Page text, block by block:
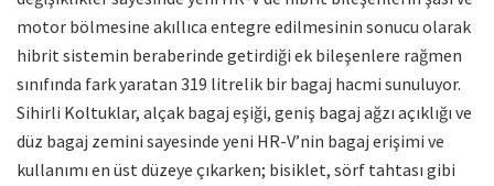
motor bölmesine akıllıca entegre edilmesinin sonucu olarak
hibrit sistemin beraberinde getirdiği ek bileşenlere rağmen
sınıfında fark yaratan 319 litrelik bir bagaj hacmi sunuluyor.
Sihirli Koltuklar, alçak bagaj eşiği, geniş bagaj ağzı açıklığı ve
düz bagaj zemini sayesinde yeni HR-V’nin bagaj erişimi ve
kullanımı en üst düzeye çıkarken; bisiklet, sörf tahtası gibi